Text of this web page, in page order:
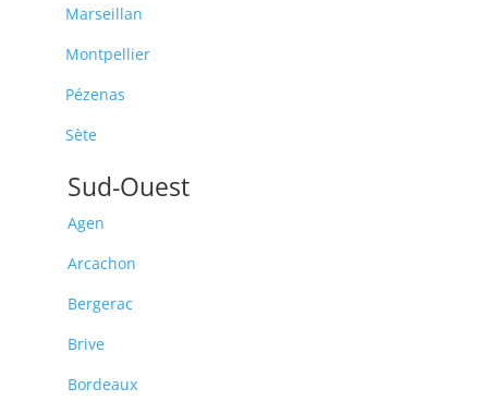
Marseillan
Montpellier
Pézenas
Sète
Sud-Ouest
Agen
Arcachon
Bergerac
Brive
Bordeaux